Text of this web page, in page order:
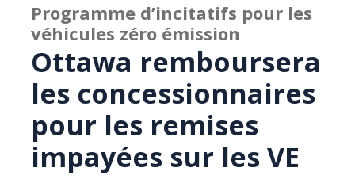
Programme d’incitatifs pour les
véhicules zéro émission
Ottawa remboursera
les concessionnaires
pour les remises
impayées sur les VE